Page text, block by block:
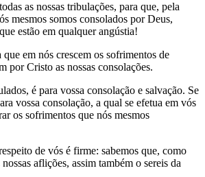
as nossas tribulações, para que, pela
mesmos somos consolados por Deus,
estão em qualquer angústia!
em nós crescem os sofrimentos de
por Cristo as nossas consolações.
é para vossa consolação e salvação. Se
vossa consolação, a qual se efetua em vós
os sofrimentos que nós mesmos
de vós é firme: sabemos que, como
aflições, assim também o sereis da